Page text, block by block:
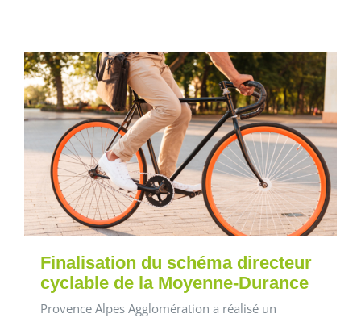
Finalisation du schéma directeur
cyclable de la Moyenne-Durance
Provence Alpes Agglomération a réalisé un